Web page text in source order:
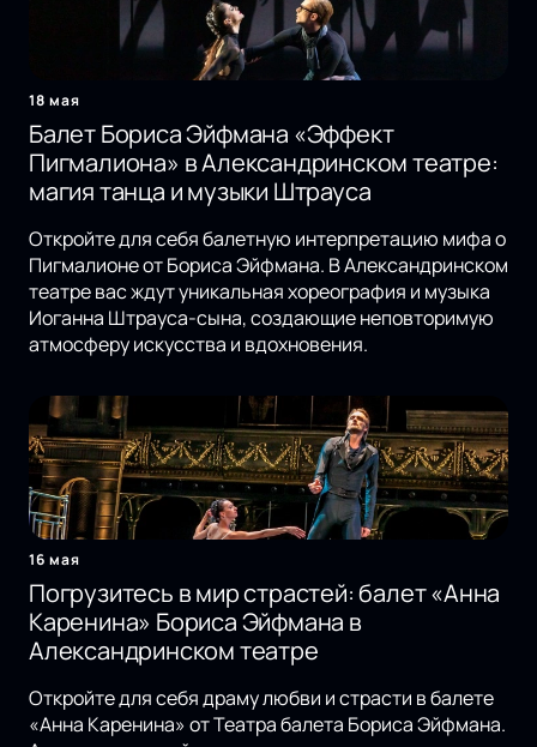
18 мая
Балет Бориса Эйфмана «Эффект
Пигмалиона» в Александринском театре:
магия танца и музыки Штрауса
Откройте для себя балетную интерпретацию мифа о
Пигмалионе от Бориса Эйфмана. В Александринском
театре вас ждут уникальная хореография и музыка
Иоганна Штрауса-сына, создающие неповторимую
атмосферу искусства и вдохновения.
16 мая
Погрузитесь в мир страстей: балет «Анна
Каренина» Бориса Эйфмана в
Александринском театре
Откройте для себя драму любви и страсти в балете
«Анна Каренина» от Театра балета Бориса Эйфмана.